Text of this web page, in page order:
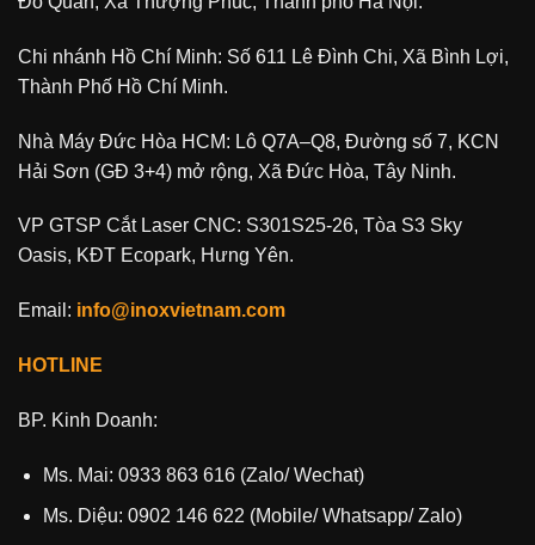
Chi nhánh Hồ Chí Minh: Số 611 Lê Đình Chi, Xã Bình Lợi,
Thành Phố Hồ Chí Minh.
Nhà Máy Đức Hòa HCM: Lô Q7A–Q8, Đường số 7, KCN
Hải Sơn (GĐ 3+4) mở rộng, Xã Đức Hòa, Tây Ninh.
VP GTSP Cắt Laser CNC: S301S25-26, Tòa S3 Sky
Oasis, KĐT Ecopark, Hưng Yên.
Email: info@inoxvietnam.com
HOTLINE
BP. Kinh Doanh:
Ms. Mai: 0933 863 616 (Zalo/ Wechat)
Ms. Diệu: 0902 146 622 (Mobile/ Whatsapp/ Zalo)